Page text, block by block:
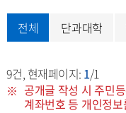
전체 단과대학
9건, 현재페이지: 1/1
공개글 작성 시 주민
계좌번호 등 개인정